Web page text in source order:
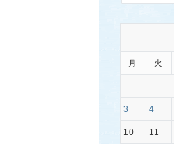
月 火
3 4
10 11